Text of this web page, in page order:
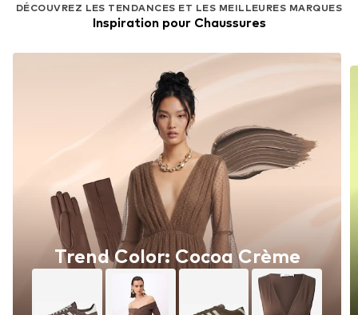
DÉCOUVREZ LES TENDANCES ET LES MEILLEURES MARQUES
Inspiration pour Chaussures
Trend Color: Cocoa Crème